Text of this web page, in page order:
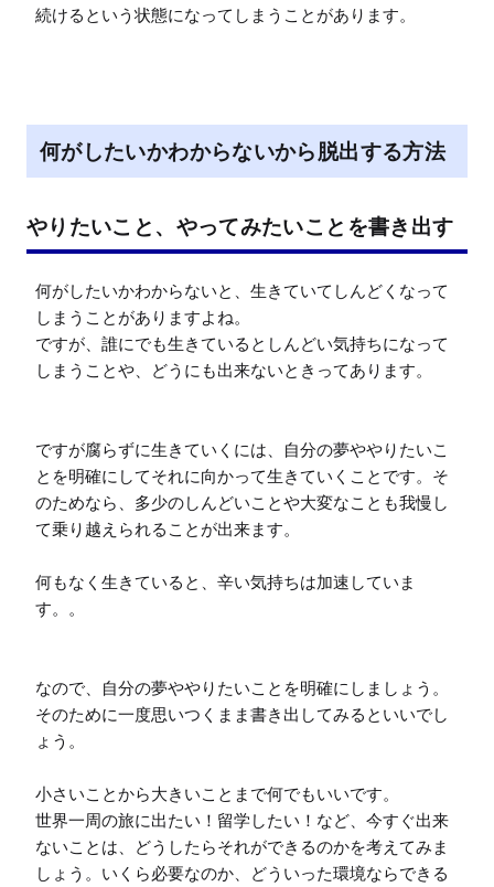
続けるという状態になってしまうことがあります。
何がしたいかわからないから脱出する方法
やりたいこと、やってみたいことを書き出す
何がしたいかわからないと、生きていてしんどくなって
しまうことがありますよね。
ですが、誰にでも生きているとしんどい気持ちになって
しまうことや、どうにも出来ないときってあります。
ですが腐らずに生きていくには、自分の夢ややりたいこ
とを明確にしてそれに向かって生きていくことです。そ
のためなら、多少のしんどいことや大変なことも我慢し
て乗り越えられることが出来ます。
何もなく生きていると、辛い気持ちは加速していま
す。。
なので、自分の夢ややりたいことを明確にしましょう。
そのために一度思いつくまま書き出してみるといいでし
ょう。
小さいことから大きいことまで何でもいいです。
世界一周の旅に出たい！留学したい！など、今すぐ出来
ないことは、どうしたらそれができるのかを考えてみま
しょう。いくら必要なのか、どういった環境ならできる